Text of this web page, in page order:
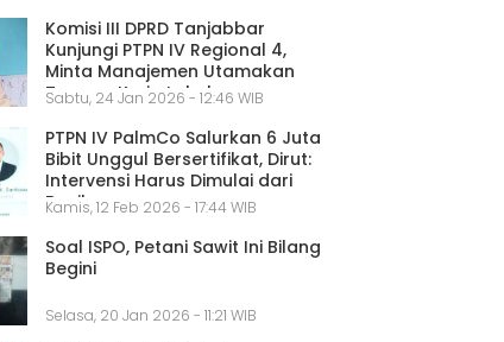
Komisi III DPRD Tanjabbar
Kunjungi PTPN IV Regional 4,
Minta Manajemen Utamakan
Tenaga Kerja Lokal
Sabtu, 24 Jan 2026 - 12:46 WIB
PTPN IV PalmCo Salurkan 6 Juta
Bibit Unggul Bersertifikat, Dirut:
Intervensi Harus Dimulai dari
Benih
Kamis, 12 Feb 2026 - 17:44 WIB
Soal ISPO, Petani Sawit Ini Bilang
Begini
Selasa, 20 Jan 2026 - 11:21 WIB